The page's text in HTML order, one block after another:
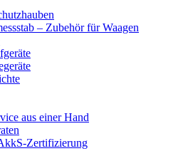
– Zubehör für Waagen
aus einer Hand
Zertifizierung